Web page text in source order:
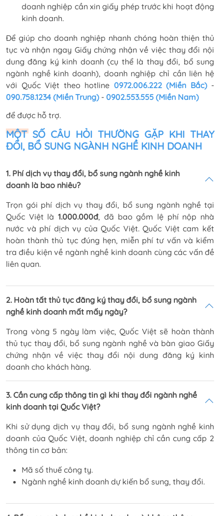
doanh nghiệp cần xin giấy phép trước khi hoạt động
kinh doanh.
Để giúp cho doanh nghiệp nhanh chóng hoàn thiện thủ
tục và nhận ngay Giấy chứng nhận về việc thay đổi nội
dung đăng ký kinh doanh (cụ thể là thay đổi, bổ sung
ngành nghề kinh doanh), doanh nghiệp chỉ cần liên hệ
với Quốc Việt theo hotline 0972.006.222 (Miền Bắc) -
090.758.1234 (Miền Trung) - 0902.553.555 (Miền Nam)
để được hỗ trợ.
MỘT SỐ CÂU HỎI THƯỜNG GẶP KHI THAY
ĐỔI, BỔ SUNG NGÀNH NGHỀ KINH DOANH
1. Phí dịch vụ thay đổi, bổ sung ngành nghề kinh
doanh là bao nhiêu?
Trọn gói phí dịch vụ thay đổi, bổ sung ngành nghề tại
Quốc Việt là1.000.000đ, đã bao gồm lệ phí nộp nhà
nước và phí dịch vụ của Quốc Việt. Quốc Việt cam kết
hoàn thành thủ tục đúng hẹn, miễn phí tư vấn và kiểm
tra điều kiện về ngành nghề kinh doanh cùng các vấn đề
liên quan.
2. Hoàn tất thủ tục đăng ký thay đổi, bổ sung ngành
nghề kinh doanh mất mấy ngày?
Trong vòng 5 ngày làm việc, Quốc Việt sẽ hoàn thành
thủ tục thay đổi, bổ sung ngành nghề và bàn giao Giấy
chứng nhận về việc thay đổi nội dung đăng ký kinh
doanh cho khách hàng.
3. Cần cung cấp thông tin gì khi thay đổi ngành nghề
kinh doanh tại Quốc Việt?
Khi sử dụng dịch vụ thay đổi, bổ sung ngành nghề kinh
doanh của Quốc Việt, doanh nghiệp chỉ cần cung cấp 2
thông tin cơ bản:
Mã số thuế công ty.
Ngành nghề kinh doanh dự kiến bổ sung, thay đổi.